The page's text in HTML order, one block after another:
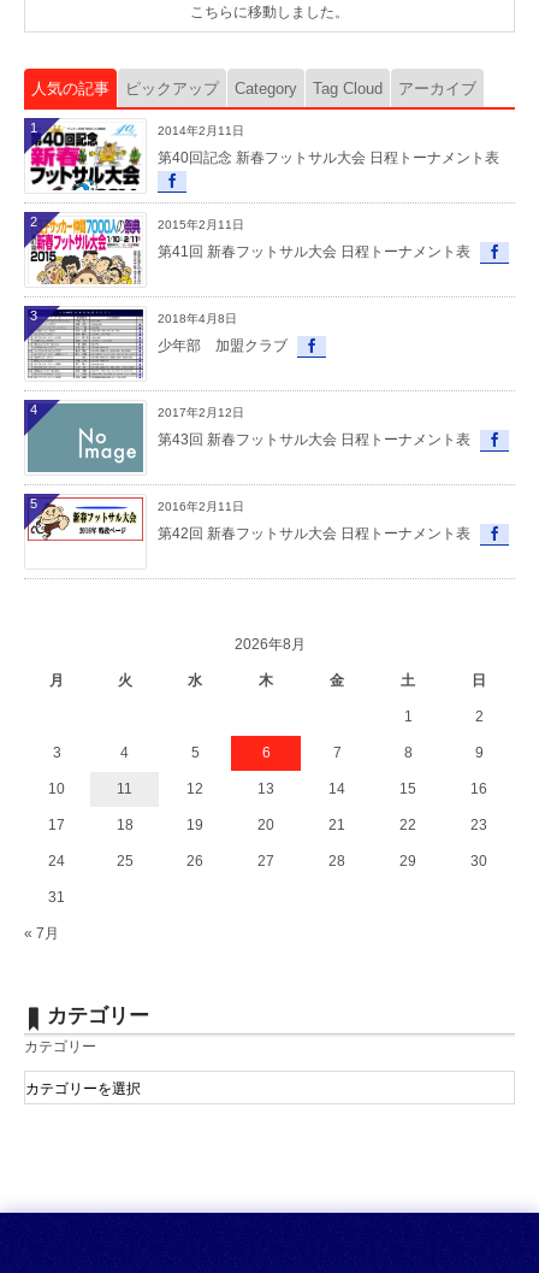
こちらに移動しました。
人気の記事 ピックアップ Category Tag Cloud アーカイブ
2014年2月11日
第40回記念 新春フットサル大会 日程トーナメント表
1
2015年2月11日
第41回 新春フットサル大会 日程トーナメント表
2
2018年4月8日
少年部 加盟クラブ
3
2017年2月12日
第43回 新春フットサル大会 日程トーナメント表
4
2016年2月11日
第42回 新春フットサル大会 日程トーナメント表
5
2026年8月
月 火 水 木 金 土 日
« 7月
1 2
3 4 5 6 7 8 9
10 11 12 13 14 15 16
17 18 19 20 21 22 23
24 25 26 27 28 29 30
31
カテゴリー
カテゴリー